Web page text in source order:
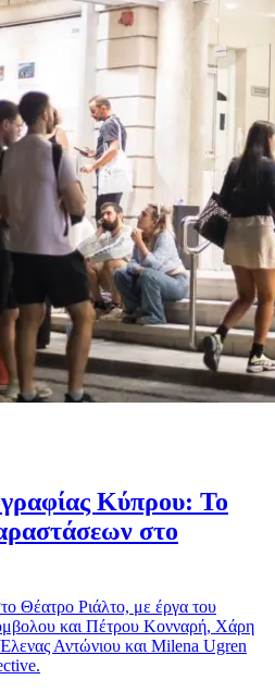
Κύπρου: Το
στο
Θέατρο Ριάλτο, με έργα του
και Πέτρου Κονναρή, Χάρη
Αντώνιου και Milena Ugren